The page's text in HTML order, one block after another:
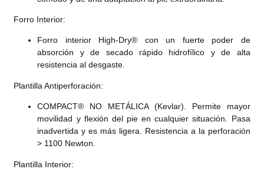
Forro Interior:
Forro interior High-Dry® con un fuerte poder de
absorción y de secado rápido hidrofílico y de alta
resistencia al desgaste.
Plantilla Antiperforación:
COMPACT® NO METÁLICA (Kevlar). Permite mayor
movilidad y flexión del pie en cualquier situación. Pasa
inadvertida y es más ligera. Resistencia a la perforación
> 1100 Newton.
Plantilla Interior: